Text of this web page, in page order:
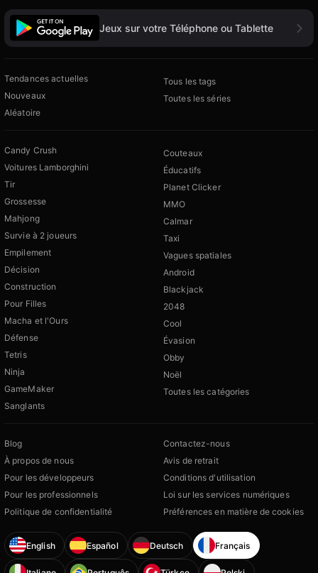
Jeux sur votre Téléphone ou Tablette
Tendances actuelles
Nouveaux
Aléatoire
Tous les tags
Toutes les séries
Candy Crush
Voitures Lamborghini
Tir
Grossesse
Mahjong
Survie à 2 joueurs
Empilement
Décision
Construction
Pour Filles
Macha et l'Ours
Défense
Tetris
Ninja
GameMaker
Sanglants
Couteaux
Éducatifs
Planet Clicker
MMO
Calmar
Taxi
Vagues spatiales
Android
Blackjack
2048
Cool
Évasion
Obby
Noël
Toutes les catégories
Blog
À propos de nous
Pour les développeurs
Pour les professionnels
Politique de confidentialité
Contactez-nous
Avis de retrait
Conditions d'utilisation
Loi sur les services numériques
Préférences en matière de cookies
English Español Deutsch Français